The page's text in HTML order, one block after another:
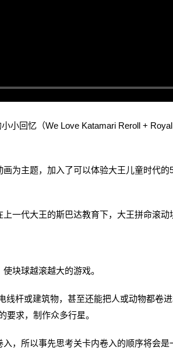
小回忆（We Love Katamari Reroll +
为主题，加入了可以体验大王儿童时代的
代大王的斯巴达教育下，大王拼命滚动
块球越滚越大的游戏。
线杆或建筑物，甚至还能把人或动物都卷
要求，制作众多行星。
所以事先思考关卡内卷入的顺序将会是